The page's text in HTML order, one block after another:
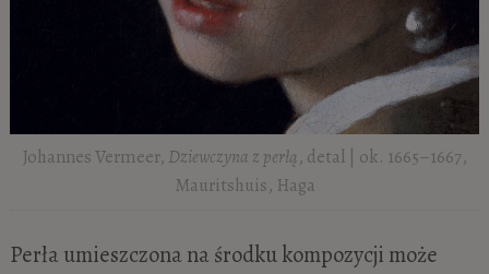
Johannes Vermeer, Dziewczyna z perłą, detal | ok. 1665–1667,
Mauritshuis, Haga
Perła umieszczona na środku kompozycji może